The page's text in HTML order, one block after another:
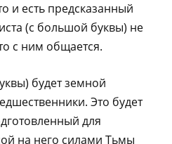
и есть предсказанный
(с большой буквы) не
с ним общается.
будет земной
Это будет
для
на него силами Тьмы